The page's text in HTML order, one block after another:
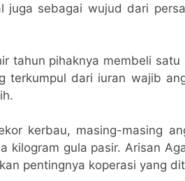
juga sebagai wujud dari
tahun pihaknya membeli
terkumpul dari iuran wajib
kerbau, masing-masing
kilogram gula pasir. Arisan
pentingnya koperasi yang